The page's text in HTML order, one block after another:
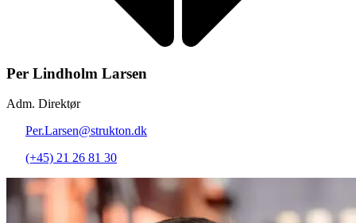
Per Lindholm Larsen
Adm. Direktør
Per.Larsen@strukton.dk
(+45) 21 26 81 30